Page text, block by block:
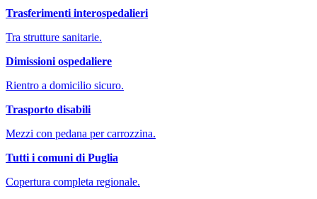
Trasferimenti interospedalieri
Tra strutture sanitarie.
Dimissioni ospedaliere
Rientro a domicilio sicuro.
Trasporto disabili
Mezzi con pedana per carrozzina.
Tutti i comuni di Puglia
Copertura completa regionale.